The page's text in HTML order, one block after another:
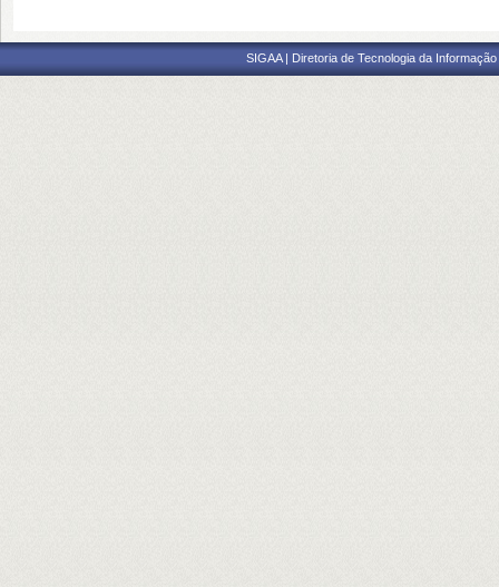
SIGAA | Diretoria de Tecnologia da